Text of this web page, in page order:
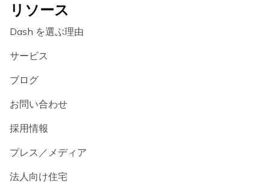
リソース
Dash を選ぶ理由
サービス
ブログ
お問い合わせ
採用情報
プレス／メディア
法人向け住宅